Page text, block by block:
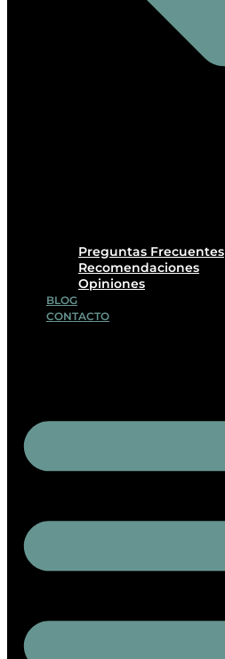
Preguntas Frecuentes
Recomendaciones
Opiniones
BLOG
CONTACTO